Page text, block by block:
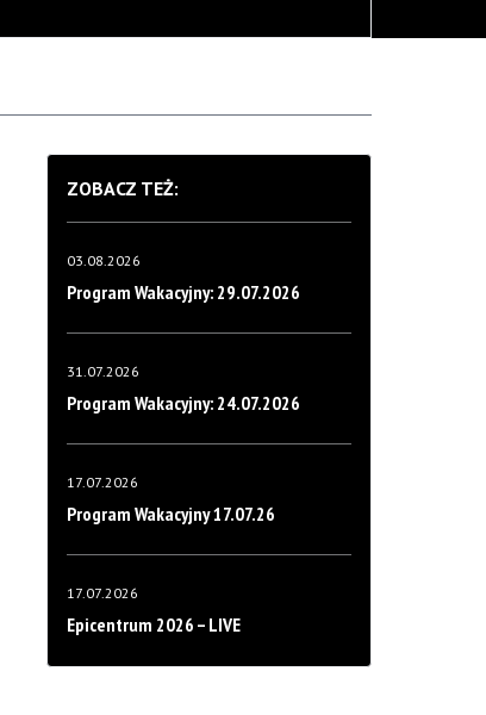
ZOBACZ TEŻ:
03.08.2026
Program Wakacyjny: 29.07.2026
31.07.2026
Program Wakacyjny: 24.07.2026
17.07.2026
Program Wakacyjny 17.07.26
17.07.2026
Epicentrum 2026 – LIVE